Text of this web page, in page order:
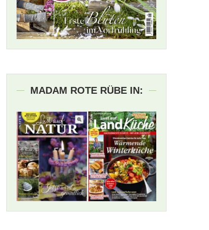
MADAM ROTE RÜBE IN: